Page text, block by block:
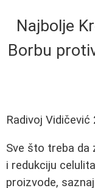
Najbolje
Borbu
Radivoj Vidičević
Sve što treba da
i redukciju
proizvode,